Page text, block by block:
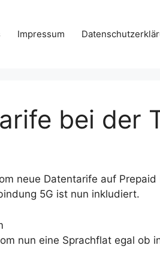
Impressum
bei der
neue Datentarife auf Prepaid
5G ist nun inkludiert.
nun eine Sprachflat egal ob